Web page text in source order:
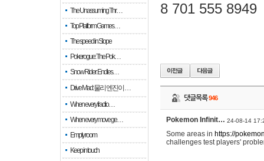
The Unassuming Thr…
Top Platform Games…
The speed in Slope
Pokerogue: The Pok…
Snow Rider: Endles…
Drive Mad: 물리 엔진이 …
When every fractio…
When every move ge…
Empty room
Keep in touch
8 701 555 8949
댓글목록946
Pokemon Infinit… 24-08-14
Some areas in https://
challenges test players'